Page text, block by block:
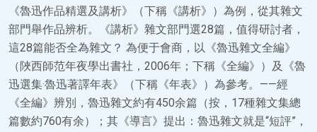
《魯迅作品精選及講析》（下稱《講析》）為例，從其雜文
部門舉作品辨析。《講析》雜文部門選28篇，值得研討者，
這28篇能否全為雜文？ 為便于會商，以《魯迅雜文全編》
（陜西師范年夜學出書社，2006年；下稱《全編》）及《魯
迅選集·魯迅著譯年表》（下稱《年表》）為參考。——經
《全編》辨別，魯迅雜文約有450余篇（按，17種雜文集總
篇數約760有余）；其《導言》提出：魯迅雜文就是“短評”，